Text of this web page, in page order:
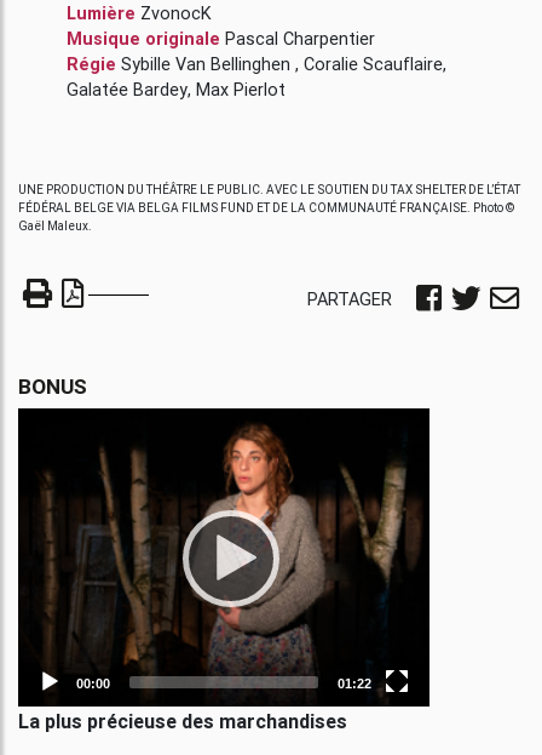
Lumière ZvonocK
Musique originale Pascal Charpentier
Régie Sybille Van Bellinghen , Coralie Scauflaire,
Galatée Bardey, Max Pierlot
UNE PRODUCTION DU THÉÂTRE LE PUBLIC. AVEC LE SOUTIEN DU TAX SHELTER DE L’ÉTAT
FÉDÉRAL BELGE VIA BELGA FILMS FUND ET DE LA COMMUNAUTÉ FRANÇAISE. Photo ©
Gaël Maleux.
PARTAGER
BONUS
00:00 01:22
La plus précieuse des marchandises